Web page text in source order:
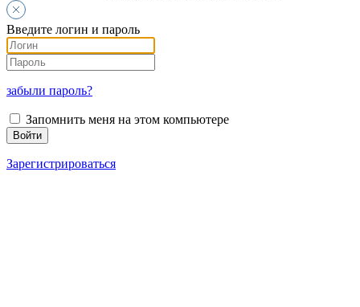
Введите логин и пароль
забыли пароль?
Запомнить меня на этом компьютере
Зарегистрироваться